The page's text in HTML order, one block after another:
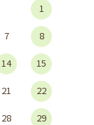
1
7 8
14 15
21 22
28 29